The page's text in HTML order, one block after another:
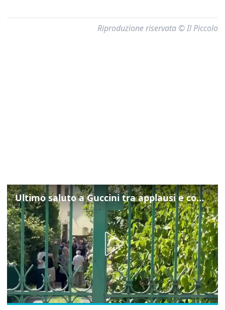
Riproduzione riservata © Il Piccolo
Ultimo saluto a Guccini tra applausi e commozione a Pavana